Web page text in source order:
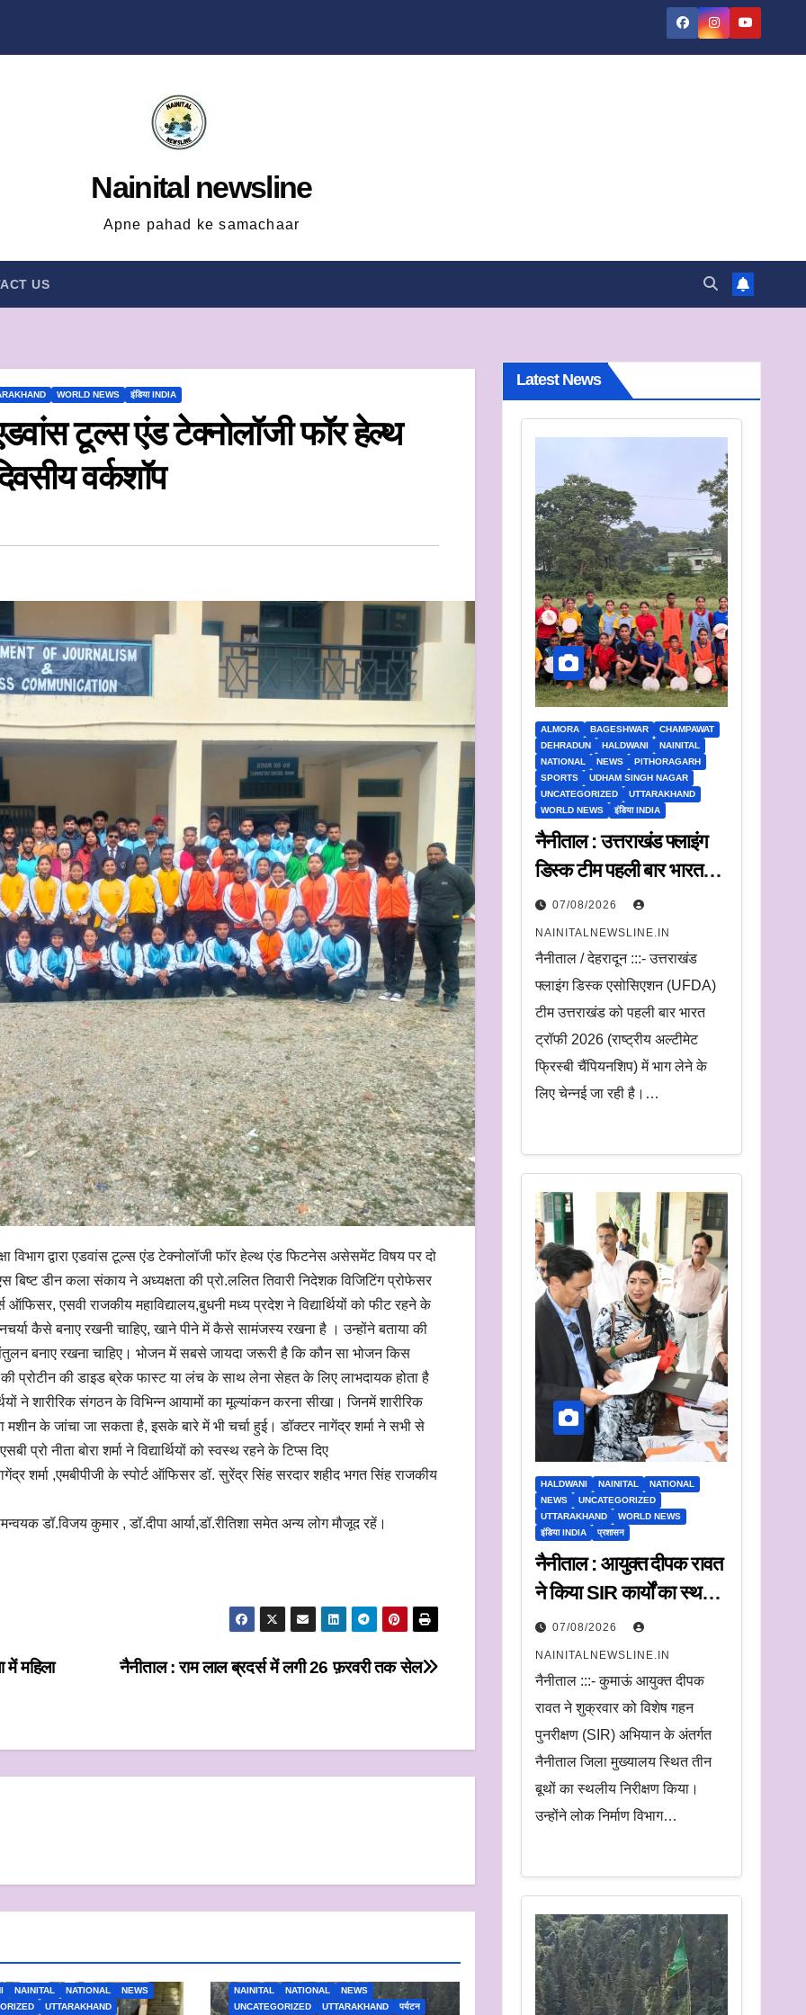
Nainital newsline
Apne pahad ke samachaar
US
WORLD NEWS इंडिया INDIA
टूल्स एंड टेक्नोलॉजी फॉर हेल्थ
वर्कशॉप
विभाग द्वारा एडवांस टूल्स एंड टेक्नोलॉजी फॉर हेल्थ एंड फिटनेस असेसमेंट विषय पर दो
बिष्ट डीन कला संकाय ने अध्यक्षता की प्रो.ललित तिवारी निदेशक विजिटिंग प्रोफेसर
एसवी राजकीय महाविद्यालय,बुधनी मध्य प्रदेश ने विद्यार्थियों को फीट रहने के
कैसे बनाए रखनी चाहिए, खाने पीने में कैसे सामंजस्य रखना है । उन्होंने बताया की
बनाए रखना चाहिए। भोजन में सबसे जायदा जरूरी है कि कौन सा भोजन किस
की प्रोटीन की डाइड ब्रेक फास्ट या लंच के साथ लेना सेहत के लिए लाभदायक होता है
ने शारीरिक संगठन के विभिन्न आयामों का मूल्यांकन करना सीखा। जिनमें शारीरिक
के जांचा जा सकता है, इसके बारे में भी चर्चा हुई। डॉक्टर नागेंद्र शर्मा ने सभी से
नीता बोरा शर्मा ने विद्यार्थियों को स्वस्थ रहने के टिप्स दिए
शर्मा ,एमबीपीजी के स्पोर्ट ऑफिसर डॉ. सुरेंद्र सिंह सरदार शहीद भगत सिंह राजकीय
डॉ.विजय कुमार , डॉ.दीपा आर्या,डॉ.रीतिशा समेत अन्य लोग मौजूद रहें।
नैनीताल : राम लाल ब्रदर्स में लगी 26 फ़रवरी तक सेल
में महिला
NAINITAL NATIONAL
NEWS
UTTARAKHAND
NAINITAL NATIONAL
NEWS
UNCATEGORIZED
UTTARAKHAND
पर्यटन
Latest News
ALMORA BAGESHWAR
CHAMPAWAT
DEHRADUN
HALDWANI
NAINITAL
NATIONAL
NEWS
PITHORAGARH
SPORTS
UDHAM SINGH NAGAR
UNCATEGORIZED
UTTARAKHAND
WORLD NEWS
इंडिया INDIA
नैनीताल : उत्तराखंड फ्लाइंग
डिस्क टीम पहली बार भारत
ट्रॉफी में करेगी प्रतिभाग
07/08/2026
NAINITALNEWSLINE.IN
नैनीताल / देहरादून :::- उत्तराखंड
फ्लाइंग डिस्क एसोसिएशन (UFDA)
टीम उत्तराखंड को पहली बार भारत
ट्रॉफी 2026 (राष्ट्रीय अल्टीमेट
फ्रिस्बी चैंपियनशिप) में भाग लेने के
लिए चेन्नई जा रही है।…
HALDWANI NAINITAL
NATIONAL
NEWS
UNCATEGORIZED
UTTARAKHAND
WORLD NEWS
इंडिया INDIA
प्रशासन
नैनीताल : आयुक्त दीपक रावत
ने किया SIR कार्यों का स्थलीय
निरीक्षण.
अधिकारियों को दिए समयबद्ध
निस्तारण और पारदर्शिता के
निर्देश
07/08/2026
NAINITALNEWSLINE.IN
नैनीताल :::- कुमाऊं आयुक्त दीपक
रावत ने शुक्रवार को विशेष गहन
पुनरीक्षण (SIR) अभियान के अंतर्गत
नैनीताल जिला मुख्यालय स्थित तीन
बूथों का स्थलीय निरीक्षण किया।
उन्होंने लोक निर्माण विभाग…